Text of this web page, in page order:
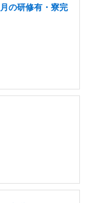
の研修有・寮完